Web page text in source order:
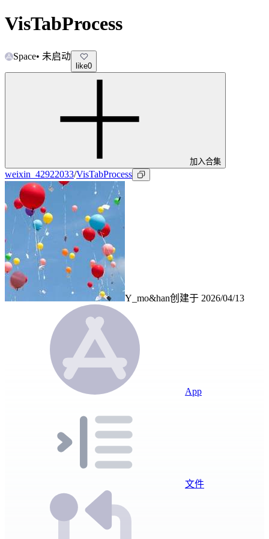
VisTabProcess
Space• 未启动
like0
加入合集
weixin_42922033/VisTabProcess
Y_mo&han创建于 2026/04/13
App
文件